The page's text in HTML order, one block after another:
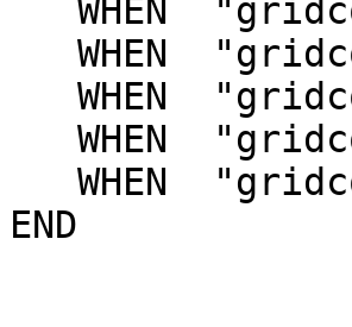
END